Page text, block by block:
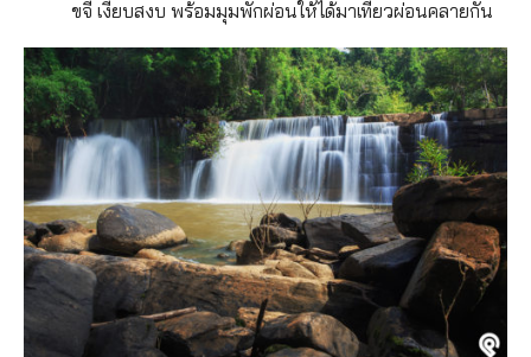
ขจี เงียบสงบ พร้อมมุมพักผ่อนให้ได้มาเที่ยวผ่อนคลายกัน